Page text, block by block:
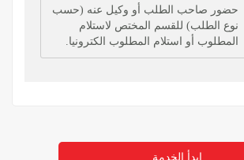
حضور صاحب الطلب أو وكيل عنه (حسب
نوع الطلب) للقسم المختص لاستلام
المطلوب أو استلام المطلوب الكترونيا.
ابدأ الخدمة